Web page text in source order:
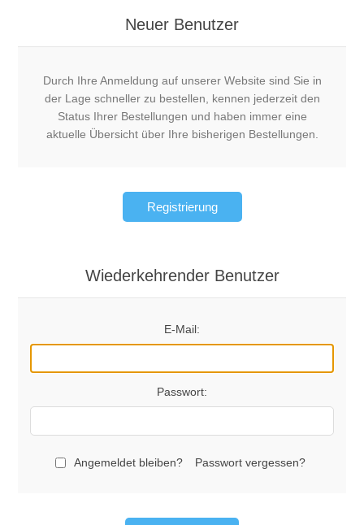
Neuer Benutzer
Durch Ihre Anmeldung auf unserer Website sind Sie in
der Lage schneller zu bestellen, kennen jederzeit den
Status Ihrer Bestellungen und haben immer eine
aktuelle Übersicht über Ihre bisherigen Bestellungen.
Registrierung
Wiederkehrender Benutzer
E-Mail:
Passwort:
Angemeldet bleiben? Passwort vergessen?